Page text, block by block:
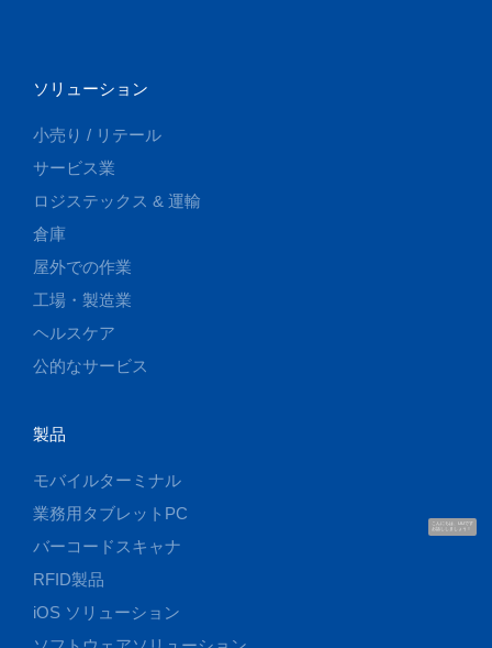
こんにちは、UUです
お話ししましょう！
ソリューション
小売り / リテール
サービス業
ロジステックス & 運輸
倉庫
屋外での作業
工場・製造業
ヘルスケア
公的なサービス
製品
モバイルターミナル
業務用タブレットPC
バーコードスキャナ
RFID製品
iOS ソリューション